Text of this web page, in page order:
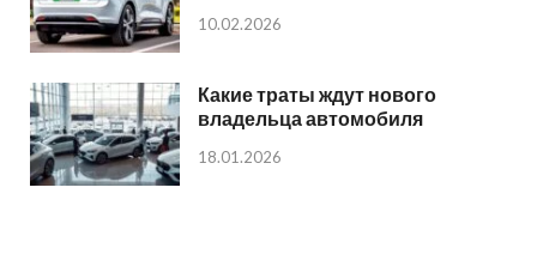
10.02.2026
Какие траты ждут нового
владельца автомобиля
18.01.2026